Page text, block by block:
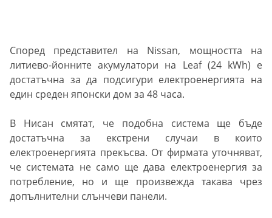
Според представител на Nissan, мощността на
литиево-йонните акумулатори на Leaf (24 kWh) е
достатъчна за да подсигури електроенергията на
един среден японски дом за 48 часа.
В Нисан смятат, че подобна система ще бъде
достатъчна за екстрени случаи в които
електроенергията прекъсва. От фирмата уточняват,
че системата не само ще дава електроенергия за
потребление, но и ще произвежда такава чрез
допълнителни слънчеви панели.